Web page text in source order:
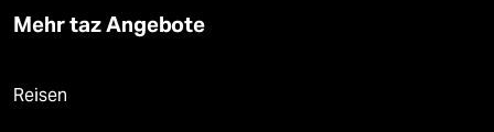
Mehr taz Angebote
Reisen